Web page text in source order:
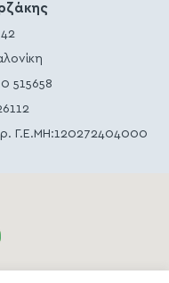
515658
Γ.Ε.ΜΗ:120272404000